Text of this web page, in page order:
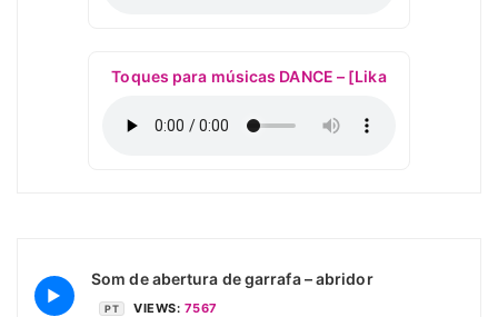
Toques para músicas DANCE – [Lika
▶
Som de abertura de garrafa – abridor
PT VIEWS: 7567